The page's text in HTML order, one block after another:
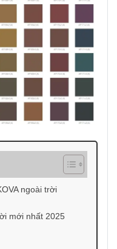
ngoài trời
mới nhất 2025